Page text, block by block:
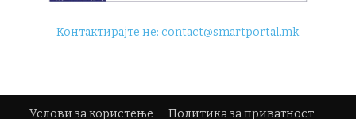
Контактирајте не:contact@smartportal.mk
Услови за користење Политика за приватност